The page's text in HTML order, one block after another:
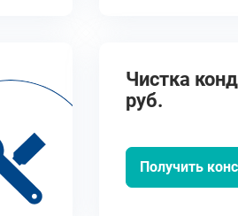
Чистка
руб.
Получить